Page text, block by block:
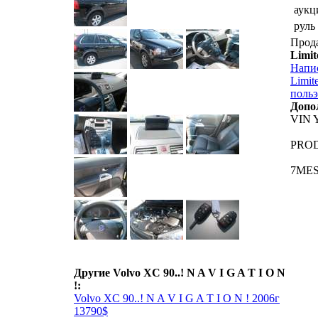
Другие Volvo XC 90..! N A V I G A T I O N
!:
Volvo XC 90..! N A V I G A T I O N ! 2006г
13790$
руль
VIN